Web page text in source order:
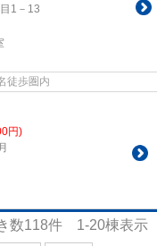
1－13
歩圏内
円)
数118件 1-20棟表示